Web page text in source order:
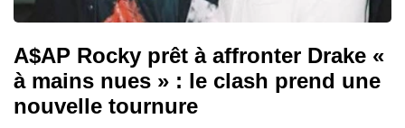
A$AP Rocky prêt à affronter Drake «
à mains nues » : le clash prend une
nouvelle tournure